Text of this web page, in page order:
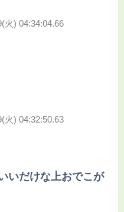
火) 04:34:04.66
火) 04:32:50.63
いだけな上おでこが